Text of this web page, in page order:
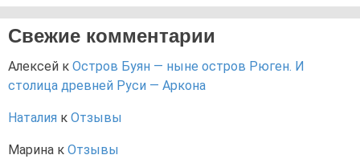
Свежие комментарии
Алексей к Остров Буян — ныне остров Рюген. И
столица древней Руси — Аркона
Наталия к Отзывы
Марина к Отзывы